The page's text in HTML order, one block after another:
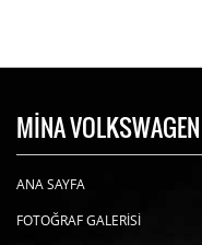
MİNA VOLKSWAGEN
ANA SAYFA
FOTOĞRAF GALERİSİ